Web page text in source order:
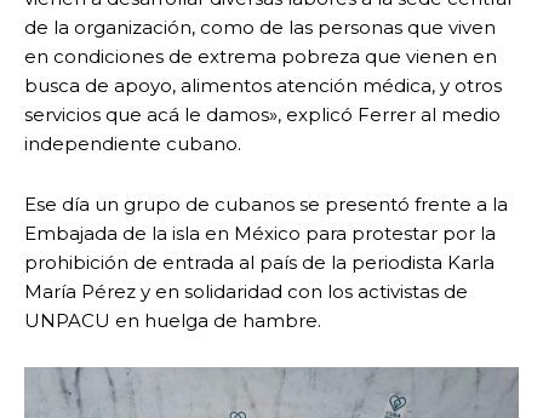
de la organización, como de las personas que viven
en condiciones de extrema pobreza que vienen en
busca de apoyo, alimentos atención médica, y otros
servicios que acá le damos», explicó Ferrer al medio
independiente cubano.
Ese día un grupo de cubanos se presentó frente a la
Embajada de la isla en México para protestar por la
prohibición de entrada al país de la periodista Karla
María Pérez y en solidaridad con los activistas de
UNPACU en huelga de hambre.